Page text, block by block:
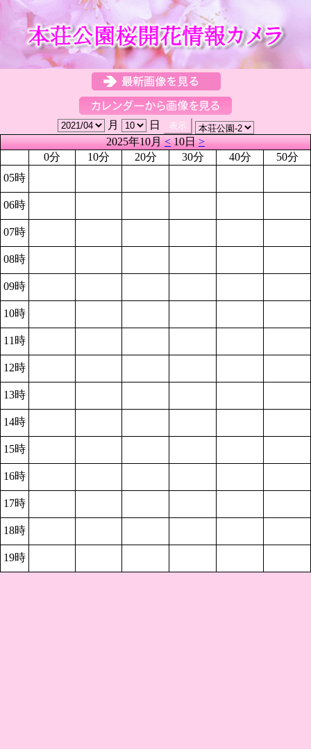
月
日
2025年10月<10日>
0分
10分 20分 30分 40分
50分
05時
06時
07時
08時
09時
10時
11時
12時
13時
14時
15時
16時
17時
18時
19時